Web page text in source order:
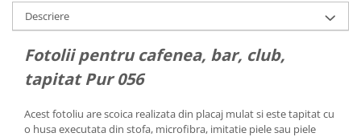
Descriere
Fotolii pentru cafenea, bar, club,
tapitat Pur 056
Acest fotoliu are scoica realizata din placaj mulat si este tapitat cu
o husa executata din stofa, microfibra, imitatie piele sau piele